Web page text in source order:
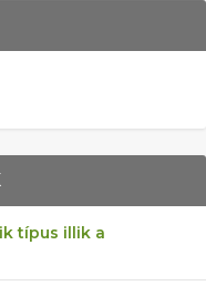
típus illik a